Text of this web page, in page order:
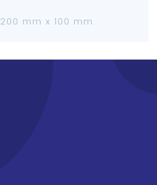
200 mm x 100 mm